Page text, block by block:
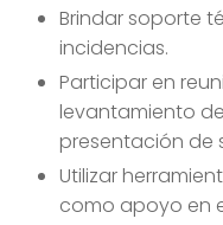
Brindar soporte
incidencias.
Participar en
levantamiento
presentación de
Utilizar
como apoyo en